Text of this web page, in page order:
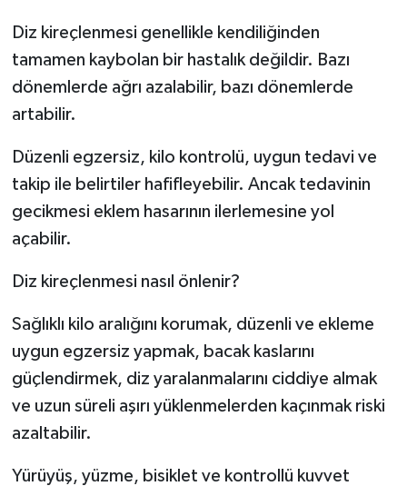
Diz kireçlenmesi genellikle kendiliğinden
tamamen kaybolan bir hastalık değildir. Bazı
dönemlerde ağrı azalabilir, bazı dönemlerde
artabilir.
Düzenli egzersiz, kilo kontrolü, uygun tedavi ve
takip ile belirtiler hafifleyebilir. Ancak tedavinin
gecikmesi eklem hasarının ilerlemesine yol
açabilir.
Diz kireçlenmesi nasıl önlenir?
Sağlıklı kilo aralığını korumak, düzenli ve ekleme
uygun egzersiz yapmak, bacak kaslarını
güçlendirmek, diz yaralanmalarını ciddiye almak
ve uzun süreli aşırı yüklenmelerden kaçınmak riski
azaltabilir.
Yürüyüş, yüzme, bisiklet ve kontrollü kuvvet